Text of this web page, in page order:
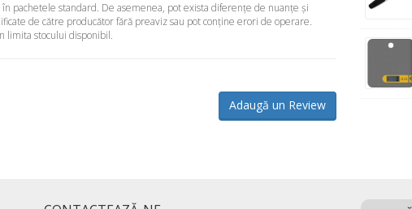
pachetele standard. De asemenea, pot exista diferenţe de nuanţe şi
de către producător fără preaviz sau pot conţine erori de operare.
limita stocului disponibil.
Adaugă un Review